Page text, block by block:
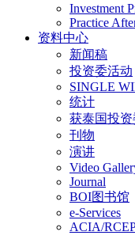
Investment
Practice
资料中心
新闻稿
投资委活动
SINGLE
统计
获泰国投
刊物
演讲
Video
Journal
BOI图书馆
e-Services
ACIA/